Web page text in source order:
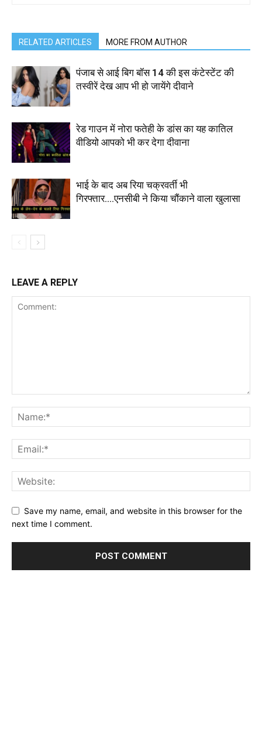
RELATED ARTICLES MORE FROM AUTHOR
पंजाब से आई बिग बॉस 14 की इस कंटेस्टेंट की
तस्वीरें देख आप भी हो जायेंगे दीवाने
रेड गाउन में नोरा फतेही के डांस का यह कातिल
वीडियो आपको भी कर देगा दीवाना
भाई के बाद अब रिया चक्रवर्ती भी
गिरफ्तार….एनसीबी ने किया चौंकाने वाला खुलासा
LEAVE A REPLY
Save my name, email, and website in this browser for the
next time I comment.